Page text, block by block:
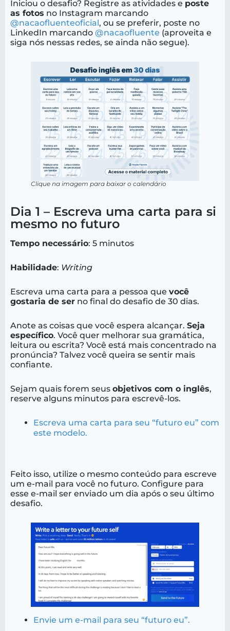
Iniciou o desafio? Registre as atividades e poste
as fotos no Instagram marcando
@nacaofluenteoficial, ou se preferir, poste no
LinkedIn marcando @nacaofluente (aproveita e
siga nós nessas redes, se ainda não segue).
Clique na imagem para baixar o calendário
Dia 1 – Escreva uma carta para si
mesmo no futuro
Tempo necessário: 5 minutos
Habilidade: Writing
Escreva uma carta para a pessoa que você
gostaria de ser no final do desafio de 30 dias.
Anote as coisas que você espera alcançar. Seja
específico. Você quer melhorar sua gramática,
leitura ou escrita? Você está mais concentrado na
pronúncia? Talvez você queira se sentir mais
confiante.
Sejam quais forem seus objetivos com o inglês,
reserve alguns minutos para escrevê-los.
Escreva uma carta para seu “futuro eu” com
este modelo.
Feito isso, utilize o mesmo conteúdo para escreve
um e-mail para você no futuro. Configure para
esse e-mail ser enviado um dia após o seu último
desafio.
Envie um e-mail para seu “futuro eu”.